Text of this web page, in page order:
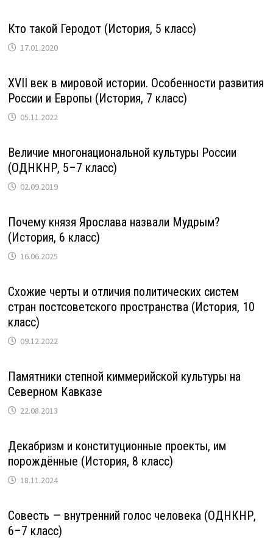
Кто такой Геродот (История, 5 класс)
17.01.2020
XVII век в мировой истории. Особенности развития
России и Европы (История, 7 класс)
05.11.2022
Величие многонациональной культуры России
(ОДНКНР, 5–7 класс)
02.09.2019
Почему князя Ярослава назвали Мудрым?
(История, 6 класс)
16.06.2025
Схожие черты и отличия политических систем
стран постсоветского пространства (История, 10
класс)
09.12.2022
Памятники степной киммерийской культуры на
Северном Кавказе
22.08.2013
Декабризм и конституционные проекты, им
порождённые (История, 8 класс)
18.11.2024
Совесть — внутренний голос человека (ОДНКНР,
6–7 класс)